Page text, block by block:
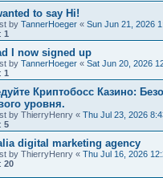
to say Hi!
by TannerHoeger « Sun Jun 21, 2026
1
I now signed up
by TannerHoeger « Sat Jun 20, 2026
1
Криптобосс Казино:
уровня.
by ThierryHenry « Thu Jul 23, 2026
5
digital marketing agency
by ThierryHenry « Thu Jul 16, 2026
20